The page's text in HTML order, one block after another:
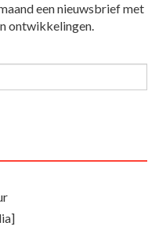
een nieuwsbrief met
ontwikkelingen.